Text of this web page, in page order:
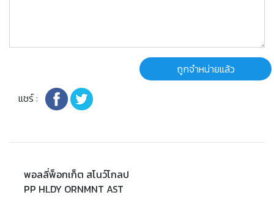
ถูกจำหน่ายแล้ว
แชร์ :
พอลลี่พ็อกเก็ต สโนว์โกลป
PP HLDY ORNMNT AST